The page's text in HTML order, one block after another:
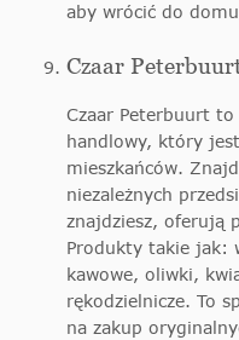
aby wrócić do
Czaar
Czaar Peterbuurt
handlowy, który
mieszkańców.
niezależnych
znajdziesz, oferują
Produkty takie jak:
kawowe, oliwki,
rękodzielnicze. To
na zakup